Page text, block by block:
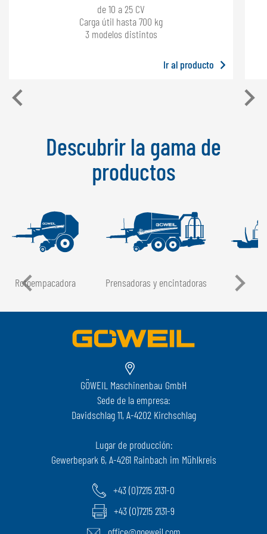
de 10 a 25 CV
Carga útil hasta 700 kg
3 modelos distintos
Ir al producto
Descubrir la gama de
productos
Rotoempacadora Prensadoras y encintadoras
GÖWEIL Maschinenbau GmbH
Sede de la empresa:
Davidschlag 11, A-4202 Kirchschlag
Lugar de producción:
Gewerbepark 6, A-4261 Rainbach im Mühlkreis
+43 (0)7215 2131-0
+43 (0)7215 2131-9